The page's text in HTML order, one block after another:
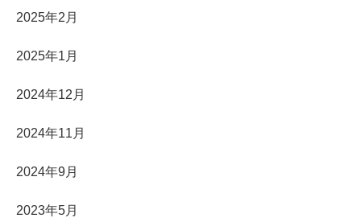
2025年2月
2025年1月
2024年12月
2024年11月
2024年9月
2023年5月